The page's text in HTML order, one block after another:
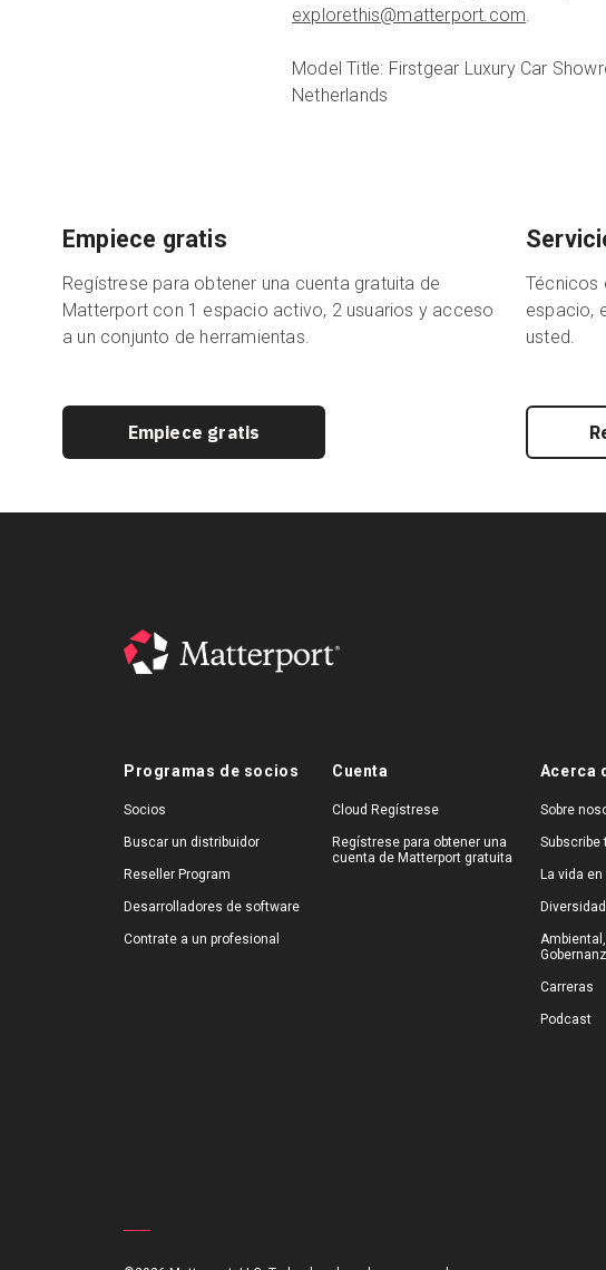
explorethis@matterport.com.
Model Title: Firstgear Luxury Car
Netherlands
Empiece gratis
Regístrese para obtener una cuenta gratuita de
Matterport con 1 espacio activo, 2 usuarios y acceso
a un conjunto de herramientas.
Empiece gratis
Técnicos
espacio,
usted.
Programas de socios
Socios
Buscar un distribuidor
Reseller Program
Desarrolladores de software
Contrate a un profesional
Cuenta
Cloud Regístrese
Regístrese para obtener una
cuenta de Matterport gratuita
Acerca
Sobre
Subscribe
La vida
Carreras
Podcast